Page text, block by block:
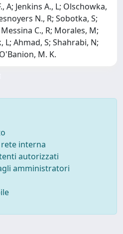
A; Jenkins A., L; Olschowka,
N., R; Sobotka, S;
C., R; Morales, M;
L; Ahmad, S; Shahrabi, N;
M. K.
interna
autorizzati
amministratori